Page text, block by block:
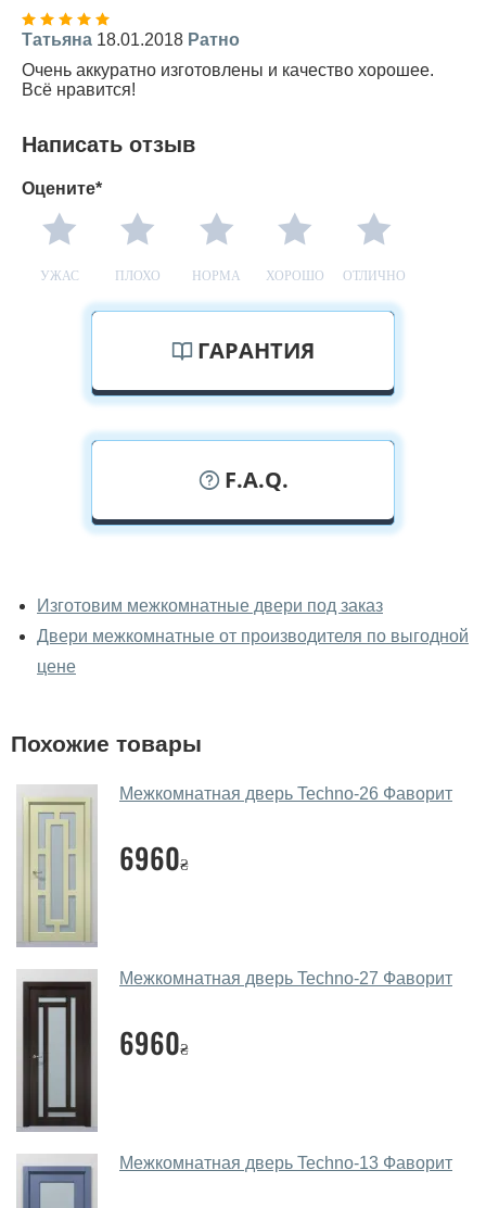
Татьяна 18.01.2018 Ратно
Очень аккуратно изготовлены и качество хорошее.
Всё нравится!
Написать отзыв
Оцените*
УЖАС ПЛОХО НОРМА ХОРОШО ОТЛИЧНО
ГАРАНТИЯ
F.A.Q.
межкомнатные двери фаворит
вживую?
Да, можно посмотреть межкомнатные двери фаворит
дверей.
Помогаете ли вы выбрать
межкомнатные двери фаворит?
через мессенджеры, онлайн чат или непосредственно
Какие основные особенности и
преимущества ваших межкомнатных
из евробруса (собственной сушки), который
Благодаря такой толщине МДФ, вся конструкция
Изготовим межкомнатные двери под заказ
Двери межкомнатные от производителя по выгодной
цене
Похожие товары
Межкомнатная дверь Techno-26 Фаворит
6960₴
Межкомнатная дверь Techno-27 Фаворит
6960₴
Межкомнатная дверь Techno-13 Фаворит